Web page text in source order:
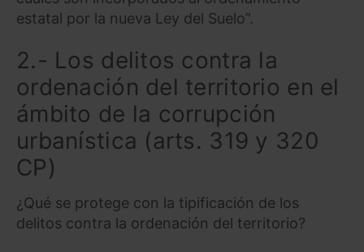
estatal por la nueva Ley del Suelo”.
2.- Los delitos contra la
ordenación del territorio en el
ámbito de la corrupción
urbanística (arts. 319 y 320
CP)
¿Qué se protege con la tipificación de los
delitos contra la ordenación del territorio?